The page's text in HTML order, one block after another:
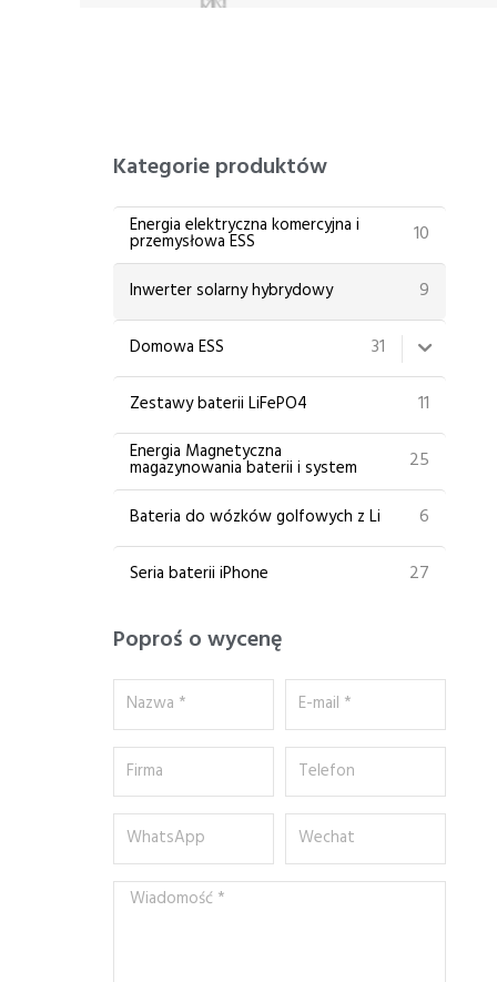
Kategorie produktów
Energia elektryczna komercyjna i
przemysłowa ESS 10
Inwerter solarny hybrydowy 9
Domowa ESS 31
Zestawy baterii LiFePO4 11
Energia Magnetyczna
magazynowania baterii i system 25
Bateria do wózków golfowych z Li 6
Seria baterii iPhone 27
Poproś o wycenę
Nazwa
*
E-
mail
*
Firma Telefon
WhatsApp Wechat
Wiadomość